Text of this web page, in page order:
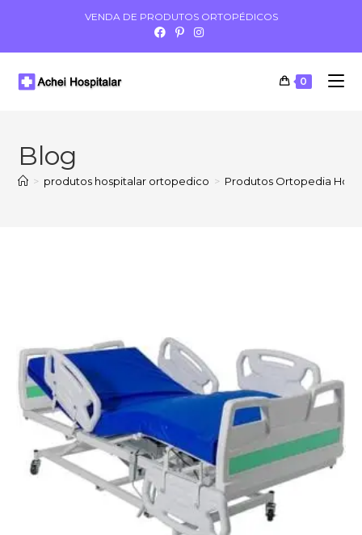
VENDA DE PRODUTOS ORTOPÉDICOS
0
Blog
> produtos hospitalar ortopedico > Produtos Ortopedia